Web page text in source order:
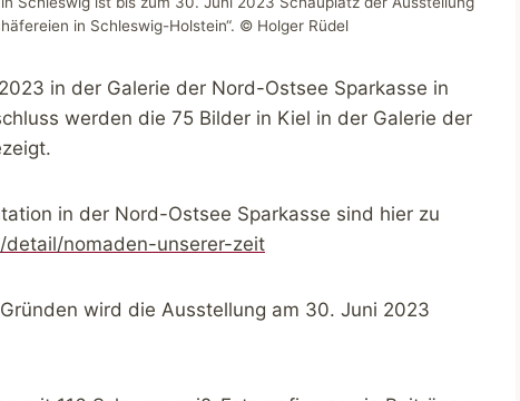
in Schleswig-Holstein“. © Holger Rüdel
in der Galerie der Nord-Ostsee Sparkasse in
werden die 75 Bilder in Kiel in der Galerie der
in der Nord-Ostsee Sparkasse sind hier zu
nomaden-unserer-zeit
wird die Ausstellung am 30. Juni 2023